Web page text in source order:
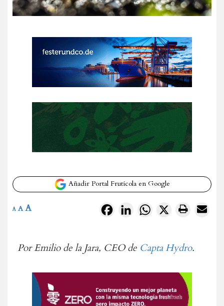
Añadir Portal Frutícola en Google
FacebookLinkedInWhatsApp
X
A A A
Por Emilio de la Jara, CEO de Capta Hydro.